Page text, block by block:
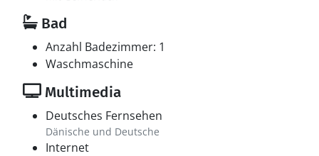
Bad
Anzahl Badezimmer: 1
Waschmaschine
Multimedia
Deutsches Fernsehen
Dänische und Deutsche
Internet